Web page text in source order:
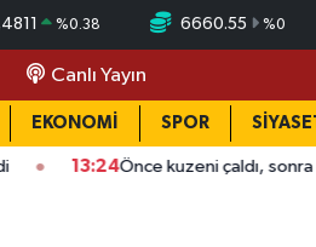
%0.38 6660.55 %0
Canlı Yayın
EKONOMİ SPOR
13:24 Önce kuzeni çaldı, sonra gelip